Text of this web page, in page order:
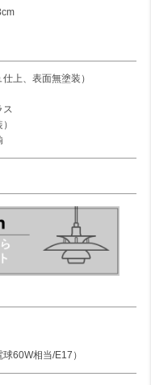
上、表面無塗装）
ス
60W相当/E17）